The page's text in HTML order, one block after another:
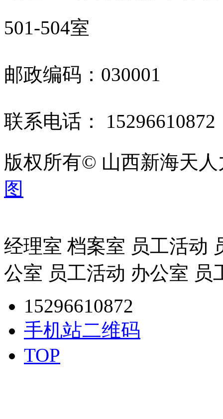
501-504室
邮政编码：030001
联系电话：
版权所有© 山西新海天
图
经理室 档案室 员工活动
公室 员工活动 办公室 员
15296610872
手机站二维码
TOP